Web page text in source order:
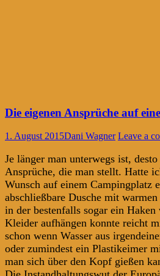
Die eigenen Ansprüche auf
1. August 2015Dani Wagner Leave a
Je länger man unterwegs ist,
Ansprüche, die man stellt. Hatte
Wunsch auf einem Campingplatz
abschließbare Dusche mit
in der bestenfalls sogar ein Haken
Kleider aufhängen konnte reicht
schon wenn Wasser aus
oder zumindest ein Plastikeimer
man sich über den Kopf gießen